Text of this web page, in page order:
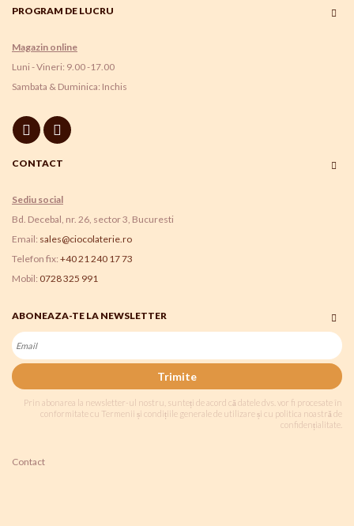
PROGRAM DE LUCRU
Magazin online
Luni - Vineri: 9.00 -17.00
Sambata & Duminica: Inchis
CONTACT
Sediu social
Bd. Decebal, nr. 26, sector 3, Bucuresti
Email: sales@ciocolaterie.ro
Telefon fix: +40 21 240 17 73
Mobil: 0728 325 991
ABONEAZA-TE LA NEWSLETTER
Trimite
Prin abonarea la newsletter-ul nostru, sunteți de acord că datele dvs. vor fi procesate în
conformitate cu Termenii și condițiile generale de utilizare și cu politica noastră de
confidențialitate.
Contact